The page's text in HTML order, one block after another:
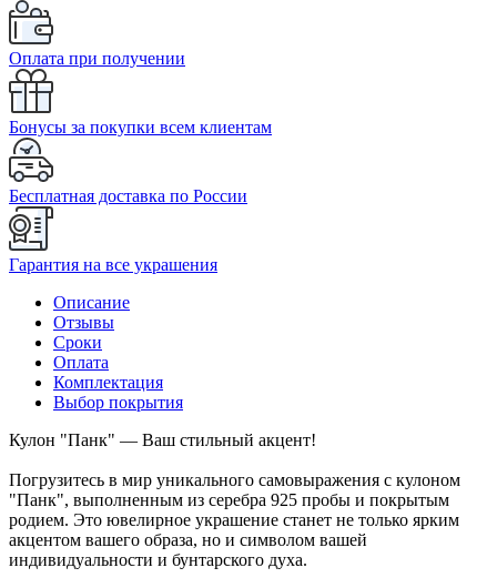
Оплата при получении
Бонусы за покупки всем клиентам
Бесплатная доставка по России
Гарантия на все украшения
Описание
Отзывы
Сроки
Оплата
Комплектация
Выбор покрытия
Кулон "Панк" — Ваш стильный акцент!
Погрузитесь в мир уникального самовыражения с кулоном
"Панк", выполненным из серебра 925 пробы и покрытым
родием. Это ювелирное украшение станет не только ярким
акцентом вашего образа, но и символом вашей
индивидуальности и бунтарского духа.